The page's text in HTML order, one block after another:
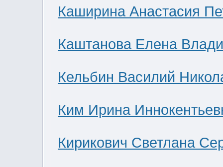
Каширина Анастасия
Каштанова Елена
Кельбин Василий
Ким Ирина
Кирикович Светлана